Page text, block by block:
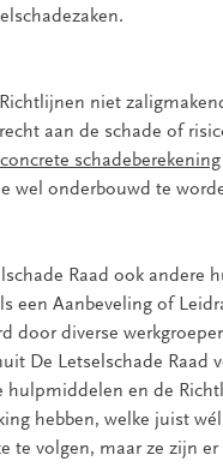
niet
aan de schade of
concrete schadeberekening
wel onderbouwd te
Raad ook andere
een Aanbeveling of
door diverse
De Letselschade Raad
hulpmiddelen en de
hebben, welke juist
te volgen, maar ze zijn